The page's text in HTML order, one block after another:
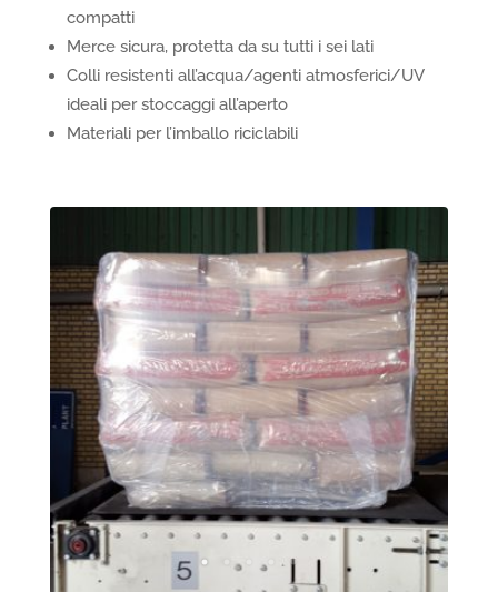
compatti
Merce sicura, protetta da su tutti i sei lati
Colli resistenti all’acqua/agenti atmosferici/UV
ideali per stoccaggi all’aperto
Materiali per l’imballo riciclabili